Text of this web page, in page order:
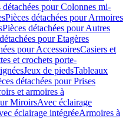
détachées pour Colonnes mi-
Pièces détachées pour Armoires
Pièces détachées pour Autres
pour Etagères
pour AccessoiresCasiers et
et crochets porte-
Jeux de piedsTableaux
détachées pour Prises
et armoires à
MiroirsAvec éclairage
éclairage intégréeArmoires à